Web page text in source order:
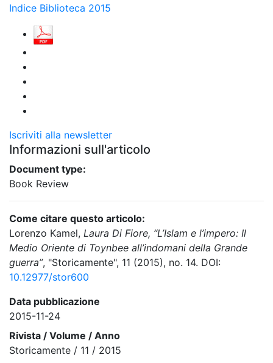
Indice Biblioteca 2015
Iscriviti alla newsletter
Informazioni sull'articolo
Document type:
Book Review
Come citare questo articolo:
Lorenzo Kamel, Laura Di Fiore, “L’Islam e l’impero: Il
Medio Oriente di Toynbee all’indomani della Grande
guerra”, "Storicamente", 11 (2015), no. 14. DOI:
10.12977/stor600
Data pubblicazione
2015-11-24
Rivista / Volume / Anno
Storicamente / 11 / 2015